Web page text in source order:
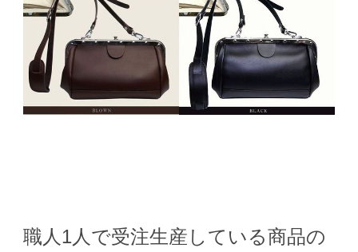
職人1人で受注生産している商品の